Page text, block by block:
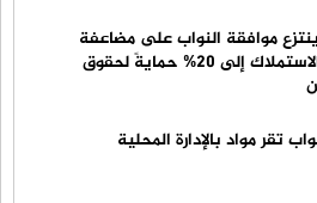
موافقة النواب على مضاعفة
تعويض الاستملاك إلى 20% حمايةً لحقوق
تقر مواد بالإدارة المحلية